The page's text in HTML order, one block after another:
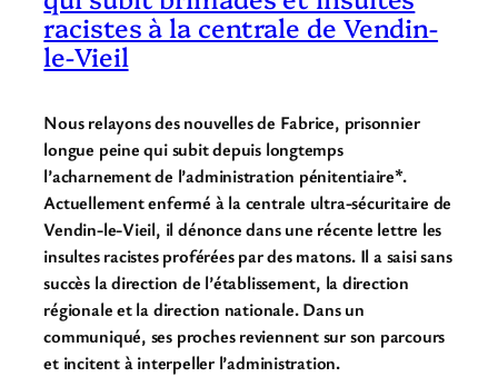
racistes à la centrale de Vendin-
le-Vieil
Nous relayons des nouvelles de Fabrice, prisonnier
longue peine qui subit depuis longtemps
l’acharnement de l’administration pénitentiaire*.
Actuellement enfermé à la centrale ultra-sécuritaire de
Vendin-le-Vieil, il dénonce dans une récente lettre les
insultes racistes proférées par des matons. Il a saisi sans
succès la direction de l’établissement, la direction
régionale et la direction nationale. Dans un
communiqué, ses proches reviennent sur son parcours
et incitent à interpeller l’administration.